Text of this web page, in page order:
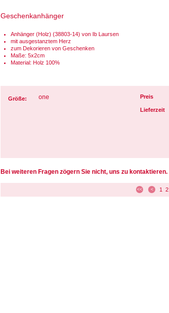
Geschenkanhänger
Anhänger (Holz) (38803-14) von Ib Laursen
mit ausgestanztem Herz
zum Dekorieren von Geschenken
Maße: 5x2cm
Material: Holz 100%
Größe: one Preis
Lieferzeit
Bei weiteren Fragen zögern Sie nicht, uns zu kontaktieren.
<< < 1 2